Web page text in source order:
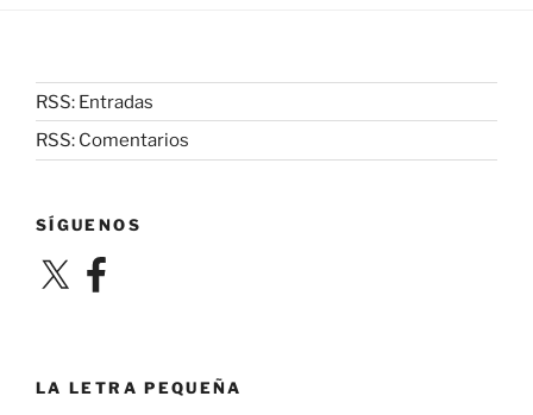
RSS: Entradas
RSS: Comentarios
SÍGUENOS
X Facebook
LA LETRA PEQUEÑA